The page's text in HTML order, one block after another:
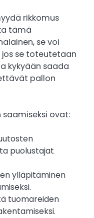
rikkomus
tämä
se voi
se toteutetaan
kykyään saada
pallon
ovat:
puolustajat
ylläpitäminen
tuomareiden